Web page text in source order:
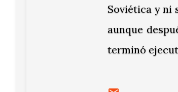
Soviética y ni
aunque
terminó